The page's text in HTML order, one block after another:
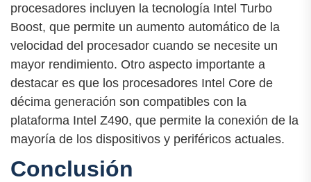
procesadores incluyen la tecnología Intel Turbo
Boost, que permite un aumento automático de la
velocidad del procesador cuando se necesite un
mayor rendimiento. Otro aspecto importante a
destacar es que los procesadores Intel Core de
décima generación son compatibles con la
plataforma Intel Z490, que permite la conexión de la
mayoría de los dispositivos y periféricos actuales.
Conclusión